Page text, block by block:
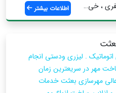
، خی... اطلاعات بیشتر
. لیزری ودستی انجام
مهر در سریعترین زمان
مهرسازی بعثت خدمات